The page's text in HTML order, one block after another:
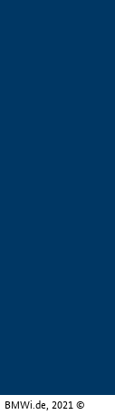
BMWi.de, 2021 ©